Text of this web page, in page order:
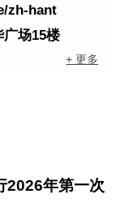
zh-hant
广场15楼
+ 更多
2026年第一次